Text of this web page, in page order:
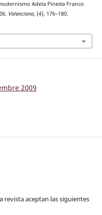
Adela Pineda Franco
Valenciana, (4), 176–180.
2009
revista aceptan las siguientes